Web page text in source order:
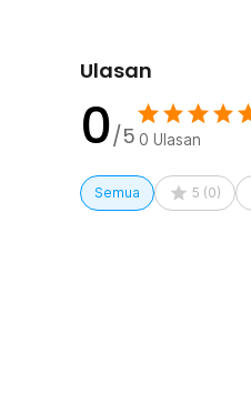
Ulasan
0/5 0 Ulasan
Semua 5 (0)